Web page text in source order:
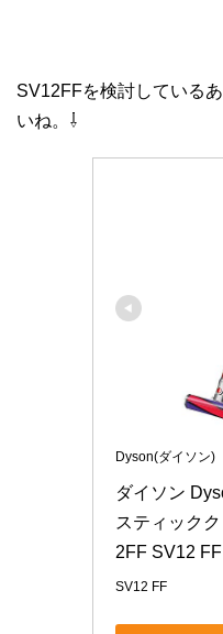
SV12FFを検討している
いね。⇩
Dyson(ダイソン)
ダイソン
スティック
2FF SV12
SV12 FF